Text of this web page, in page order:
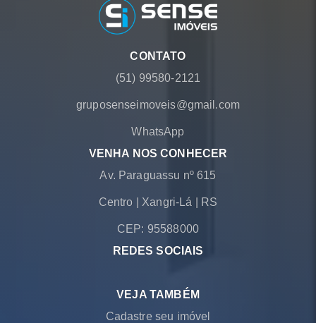
CONTATO
(51) 99580-2121
gruposenseimoveis@gmail.com
WhatsApp
VENHA NOS CONHECER
Av. Paraguassu nº 615
Centro Xangri-Lá RS
CEP: 95588000
REDES SOCIAIS
VEJA TAMBÉM
Cadastre seu imóvel